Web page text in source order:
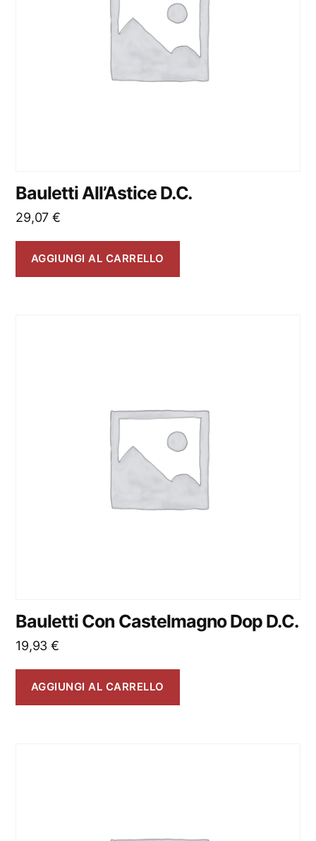
Bauletti All’Astice D.C.
29,07 €
AGGIUNGI AL CARRELLO
Bauletti Con Castelmagno Dop D.C.
19,93 €
AGGIUNGI AL CARRELLO